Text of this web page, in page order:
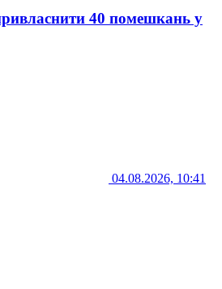
40 помешкань у
04.08.2026, 10:41